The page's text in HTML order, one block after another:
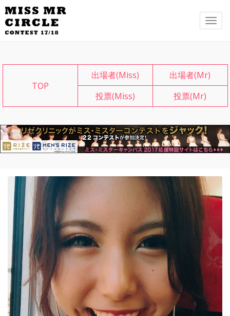
メ
TOP
出場者(Miss)
出場者(Mr)
投票(Miss)
投票(Mr)